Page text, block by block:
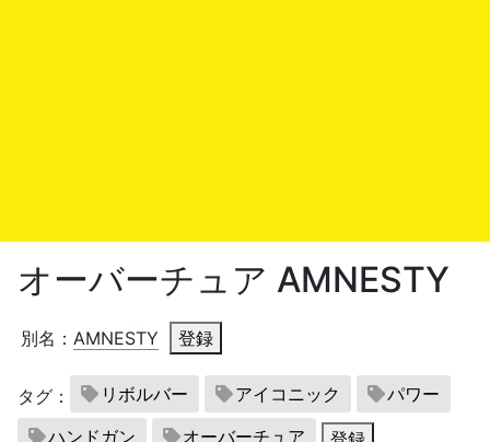
オーバーチュア AMNESTY
別名： AMNESTY 登録
タグ： リボルバー アイコニック
パワー
ハンドガン
オーバーチュア